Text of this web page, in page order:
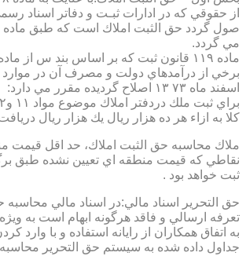
از حقوقي كه در ادارات ثبـت و دفاتر اسناد
مي گردد.
ماده ۱۱۹ قانون ثبت كه بر اساس بند س از
اسفند ماه ۷۳ ۱۳ اصلاح گرديده مقرر مي دارد:
كلا به ازاء هر ده هزار ريال يك هزار ريال
ملاك محاسبه حق الثبت املاك، حد اقل قيمت
نقاطي كه قيمت منطقه اي تعيين نشده طبق برگ
ثبت خواهد بود .
حق التحرير اسناد مالي:در اسناد مالي
تعرفه ارسالي و فاقد هرگونه ابهام است به
به اتفاق همكاران از رايانه استفاده و با وارد
جداول داده شده به سيستم حق التحرير